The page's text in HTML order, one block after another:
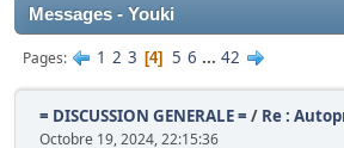
Messages - Youki
Pages 1 2 3 4 5 6 ... 42
= DISCUSSION GENERALE = / Re :
Octobre 19, 2024, 22:15:36